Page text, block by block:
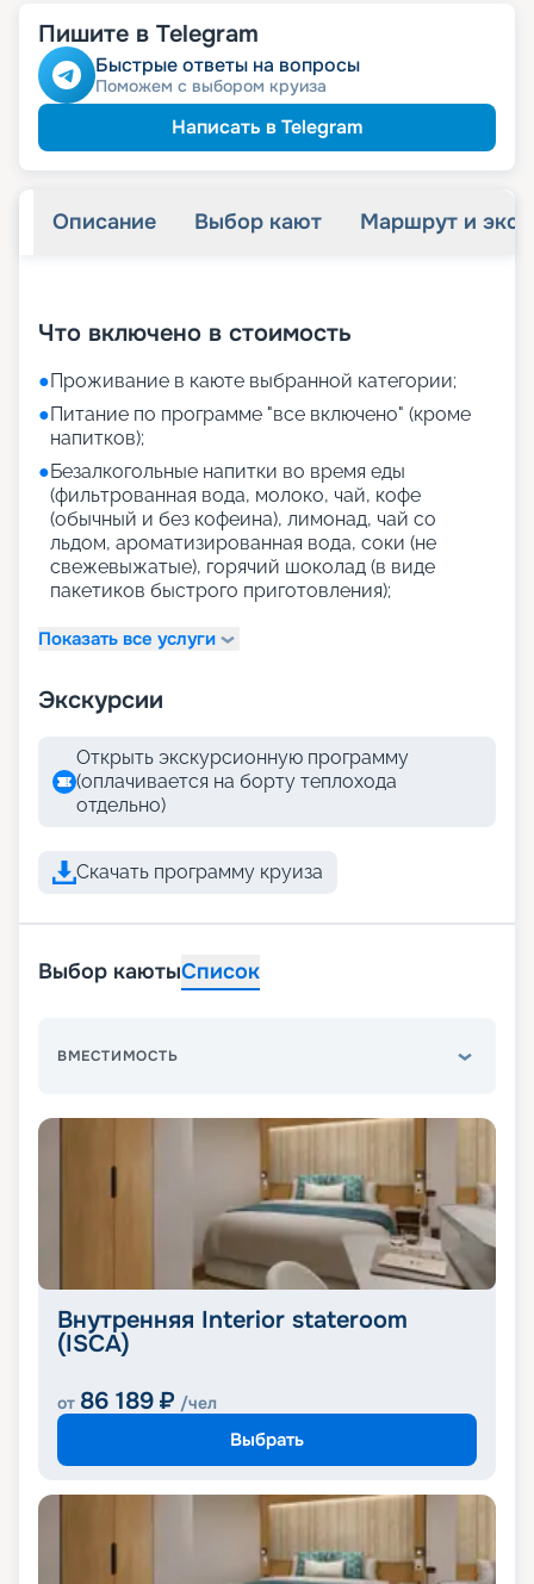
Пишите в Telegram
Быстрые ответы на вопросы
Поможем с выбором круиза
Написать в Telegram
Описание Выбор кают Маршрут и
Что включено в стоимость
●Проживание в каюте выбранной категории;
●Питание по программе "все включено" (кроме
напитков);
●Безалкогольные напитки во время еды
(фильтрованная вода, молоко, чай, кофе
(обычный и без кофеина), лимонад, чай со
льдом, ароматизированная вода, соки (не
свежевыжатые), горячий шоколад (в виде
пакетиков быстрого приготовления);
Показать все услуги
Экскурсии
Открыть экскурсионную программу
(оплачивается на борту теплохода
отдельно)
Скачать программу круиза
Выбор каютыСписок
ВМЕСТИМОСТЬ
Внутренняя Interior stateroom
(ISCA)
от 86 189 ₽ /чел
Выбрать